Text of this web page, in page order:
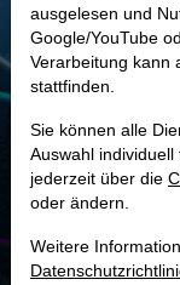
Umsatz
ausgelesen und
Google/YouTube
Verarbeitung kann
stattfinden.
Sie können alle
Auswahl
jederzeit über die
oder ändern.
Weitere